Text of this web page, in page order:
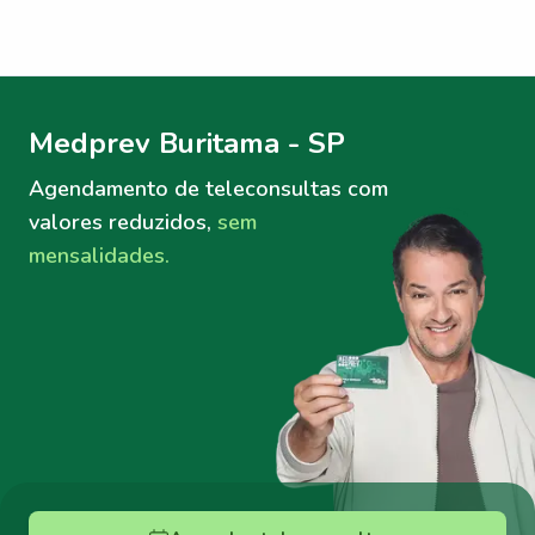
Medprev Buritama - SP
Agendamento de teleconsultas com
valores reduzidos, sem
mensalidades.